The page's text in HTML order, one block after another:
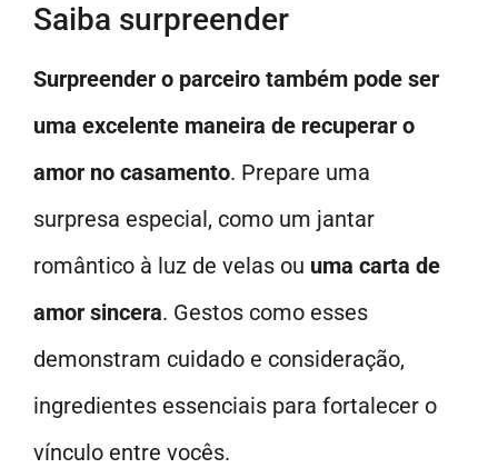
Saiba surpreender
Surpreender o parceiro também pode ser
uma excelente maneira de recuperar o
amor no casamento. Prepare uma
surpresa especial, como um jantar
romântico à luz de velas ou uma carta de
amor sincera. Gestos como esses
demonstram cuidado e consideração,
ingredientes essenciais para fortalecer o
vínculo entre vocês.